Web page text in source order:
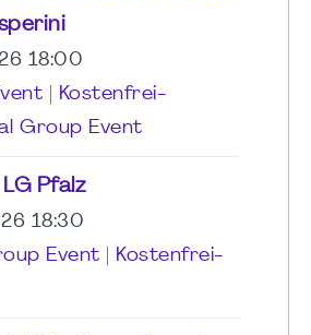
18:00
Kostenfrei-
Group Event
Pfalz
18:30
Event
Kostenfrei-